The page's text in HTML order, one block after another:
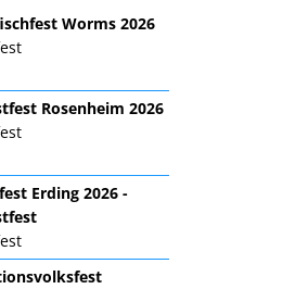
Worms 2026
Rosenheim 2026
Erding 2026 -